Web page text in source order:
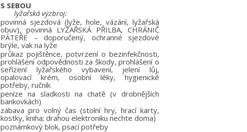
S SEBOU
lyžařská výzbroj:
povinná sjezdová (lyže, hole, vázání, lyžařská
obuv), povinná LYŽAŘSKÁ PŘILBA, CHRÁNIČ
PÁTEŘE – doporučený, ochranné sjezdové
brýle, vak na lyže
průkaz pojištěnce, potvrzení o bezinfekčnosti,
prohlášení odpovědnosti za škody, prohlášení o
seřízení lyžařského vybavení, jelení lůj,
opalovací krém, osobní léky, hygienické
potřeby, ručník
peníze na sladkosti na chatě (v drobnějších
bankovkách)
zábava pro volný čas (stolní hry, hrací karty,
kostky, kniha; drahou elektroniku nechte doma)
poznámkový blok, psací potřeby